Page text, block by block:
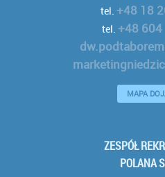
tel. +48 18
tel. +48
MAPA
ZESPÓŁ
POLANA